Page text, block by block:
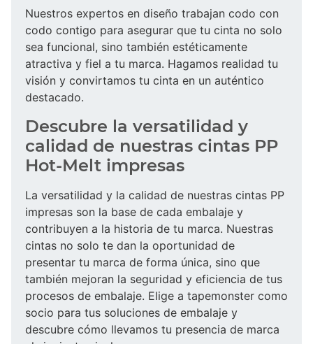
Nuestros expertos en diseño trabajan codo con
codo contigo para asegurar que tu cinta no solo
sea funcional, sino también estéticamente
atractiva y fiel a tu marca. Hagamos realidad tu
visión y convirtamos tu cinta en un auténtico
destacado.
Descubre la versatilidad y
calidad de nuestras cintas PP
Hot-Melt impresas
La versatilidad y la calidad de nuestras cintas PP
impresas son la base de cada embalaje y
contribuyen a la historia de tu marca. Nuestras
cintas no solo te dan la oportunidad de
presentar tu marca de forma única, sino que
también mejoran la seguridad y eficiencia de tus
procesos de embalaje. Elige a tapemonster como
socio para tus soluciones de embalaje y
descubre cómo llevamos tu presencia de marca